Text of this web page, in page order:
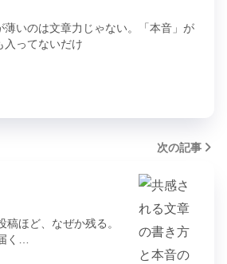
薄いのは文章力じゃない。「本音」が
入ってないだけ
次の記事
稿ほど、なぜか残る。
く…